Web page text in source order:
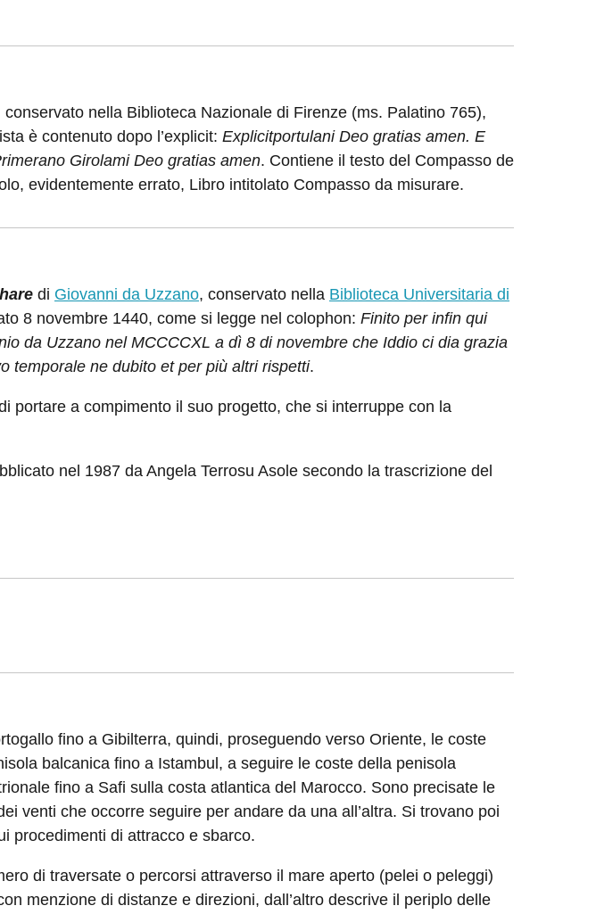
conservato nella Biblioteca Nazionale di Firenze (ms. Palatino 765),
è contenuto dopo l’explicit: Explicitportulani Deo gratias amen. E
Girolami Deo gratias amen. Contiene il testo del Compasso de
evidentemente errato, Libro intitolato Compasso da misurare.
di Giovanni da Uzzano, conservato nella Biblioteca Universitaria di
8 novembre 1440, come si legge nel colophon: Finito per infin qui
da Uzzano nel MCCCCXL a dì 8 di novembre che Iddio ci dia grazia
temporale ne dubito et per più altri rispetti.
portare a compimento il suo progetto, che si interruppe con la
nel 1987 da Angela Terrosu Asole secondo la trascrizione del
fino a Gibilterra, quindi, proseguendo verso Oriente, le coste
balcanica fino a Istambul, a seguire le coste della penisola
fino a Safi sulla costa atlantica del Marocco. Sono precisate le
venti che occorre seguire per andare da una all’altra. Si trovano poi
procedimenti di attracco e sbarco.
di traversate o percorsi attraverso il mare aperto (pelei o peleggi)
menzione di distanze e direzioni, dall’altro descrive il periplo delle